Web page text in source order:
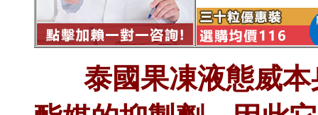
泰國果凍液態威本